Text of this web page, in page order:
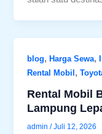
blog,Harga Sewa,
Rental Mobil,
Rental Mobil
Lampung
admin/Juli 12, 2026